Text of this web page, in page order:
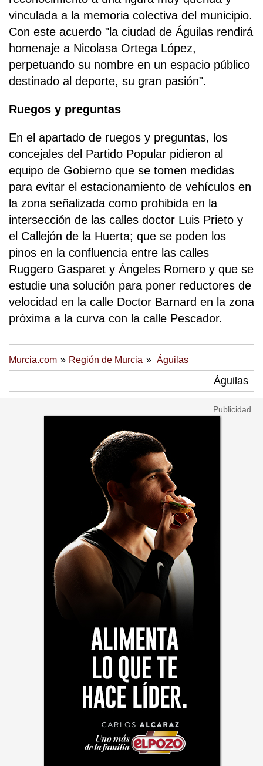
vinculada a la memoria colectiva del municipio.
Con este acuerdo "la ciudad de Águilas rendirá
homenaje a Nicolasa Ortega López,
perpetuando su nombre en un espacio público
destinado al deporte, su gran pasión".
Ruegos y preguntas
En el apartado de ruegos y preguntas, los
concejales del Partido Popular pidieron al
equipo de Gobierno que se tomen medidas
para evitar el estacionamiento de vehículos en
la zona señalizada como prohibida en la
intersección de las calles doctor Luis Prieto y
el Callejón de la Huerta; que se poden los
pinos en la confluencia entre las calles
Ruggero Gasparet y Ángeles Romero y que se
estudie una solución para poner reductores de
velocidad en la calle Doctor Barnard en la zona
próxima a la curva con la calle Pescador.
Murcia.com Región de Murcia Águilas
Águilas